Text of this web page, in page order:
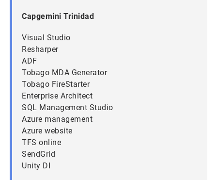
Capgemini Trinidad
Visual Studio
Resharper
ADF
Tobago MDA Generator
Tobago FireStarter
Enterprise Architect
SQL Management Studio
Azure management
Azure website
TFS online
SendGrid
Unity DI